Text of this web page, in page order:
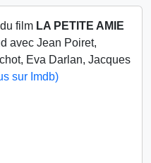
film LA PETITE AMIE
avec Jean Poiret,
Eva Darlan, Jacques
sur Imdb)